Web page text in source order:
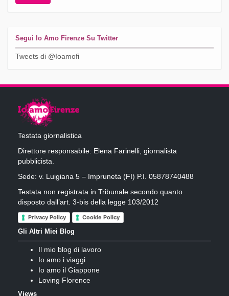
Segui Io Amo Firenze Su Twitter
Tweets di @Ioamofi
Testata giornalistica
Direttore responsabile: Elena Farinelli, giornalista
pubblicista.
Sede: v. Luigiana 5 – Impruneta (FI) P.I. 05878740488
Testata non registrata in Tribunale secondo quanto
disposto dall’art. 3-bis della legge 103/2012
Privacy Policy Cookie Policy
Gli Altri Miei Blog
Il mio blog di lavoro
Io amo i viaggi
Io amo il Giappone
Loving Florence
Views